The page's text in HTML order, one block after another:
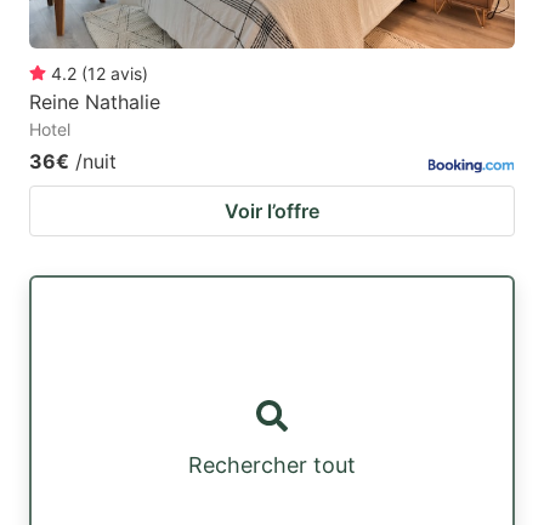
4.2 (12 avis)
Reine Nathalie
Hotel
36€ /nuit
Voir l’offre
Rechercher tout